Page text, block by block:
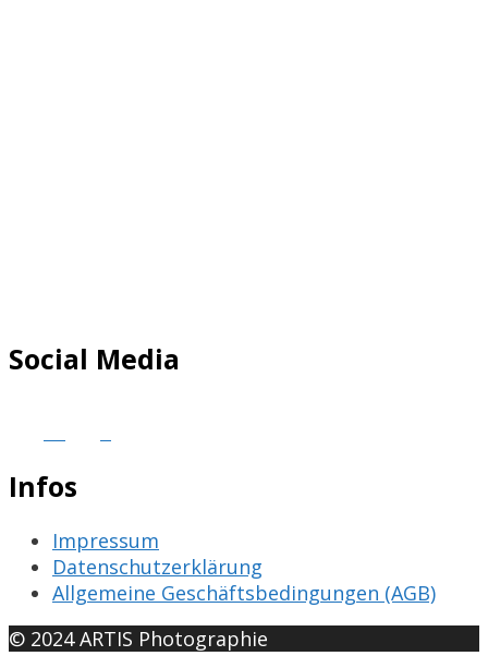
Social Media
Infos
Impressum
Datenschutzerklärung
Allgemeine Geschäftsbedingungen (AGB)
© 2024 ARTIS Photographie